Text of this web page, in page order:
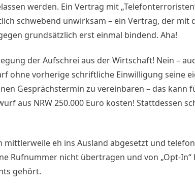
werden. Ein Vertrag mit
schwebend unwirksam – ein Vertrag, der mit
grundsätzlich erst einmal bindend. Aha!
der Aufschrei aus der Wirtschaft! Nein –
ohne vorherige schriftliche Einwilligung seine
Gesprächstermin zu vereinbaren – das kann
aus NRW 250.000 Euro kosten! Stattdessen
mittlerweile eh ins Ausland abgesetzt und
Rufnummer nicht übertragen und von „Opt-In“
gehört.